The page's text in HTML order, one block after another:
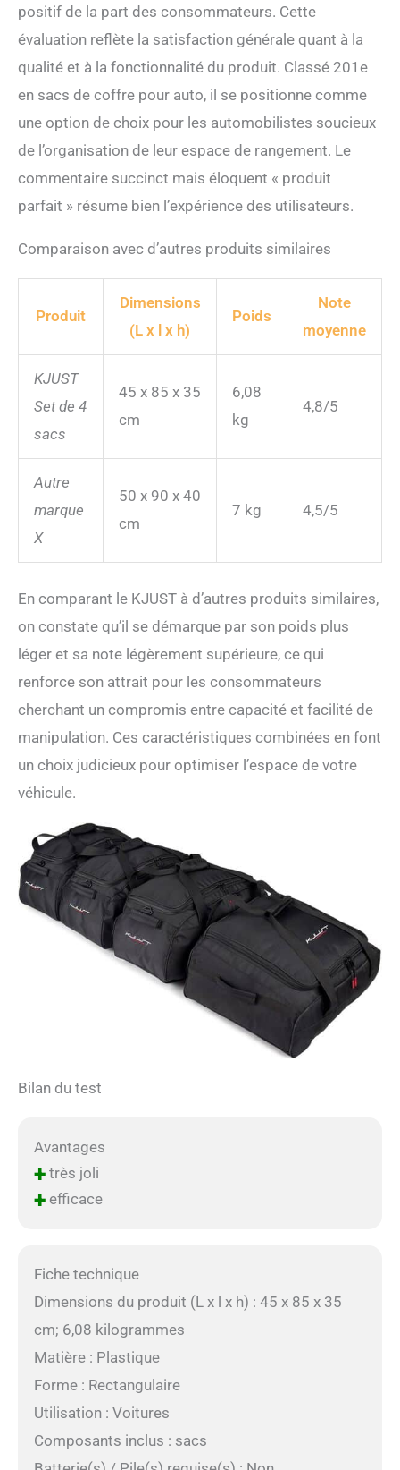
positif de la part des consommateurs. Cette
évaluation reflète la satisfaction générale quant à la
qualité et à la fonctionnalité du produit. Classé 201e
en sacs de coffre pour auto, il se positionne comme
une option de choix pour les automobilistes soucieux
de l’organisation de leur espace de rangement. Le
commentaire succinct mais éloquent « produit
parfait » résume bien l’expérience des utilisateurs.
Comparaison avec d’autres produits similaires
Produit
Dimensions
(L x l x h)
Poids
Note
moyenne
KJUST
Set de 4
sacs
45 x 85 x 35
cm
6,08
kg
4,8/5
Autre
marque
X
50 x 90 x 40
cm
7 kg 4,5/5
En comparant le KJUST à d’autres produits similaires,
on constate qu’il se démarque par son poids plus
léger et sa note légèrement supérieure, ce qui
renforce son attrait pour les consommateurs
cherchant un compromis entre capacité et facilité de
manipulation. Ces caractéristiques combinées en font
un choix judicieux pour optimiser l’espace de votre
véhicule.
Bilan du test
Avantages
+très joli
+efficace
Fiche technique
Dimensions du produit (L x l x h) : 45 x 85 x 35
cm; 6,08 kilogrammes
Matière : Plastique
Forme : Rectangulaire
Utilisation : Voitures
Composants inclus : sacs